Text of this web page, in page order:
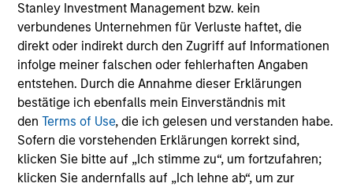
Stanley Investment Management bzw. kein
verbundenes Unternehmen für Verluste haftet, die
direkt oder indirekt durch den Zugriff auf Informationen
infolge meiner falschen oder fehlerhaften Angaben
entstehen. Durch die Annahme dieser Erklärungen
bestätige ich ebenfalls mein Einverständnis mit
denTerms of Use, die ich gelesen und verstanden habe.
Sofern die vorstehenden Erklärungen korrekt sind,
klicken Sie bitte auf „Ich stimme zu“, um fortzufahren;
klicken Sie andernfalls auf „Ich lehne ab“, um zur
Unsere Private-Equity-
Teams
Unsere spezialisierten Teams setzen auf
disziplinierte Prozesse und sind bestrebt, solide
langfristige Anlageergebnisse zu erzielen.